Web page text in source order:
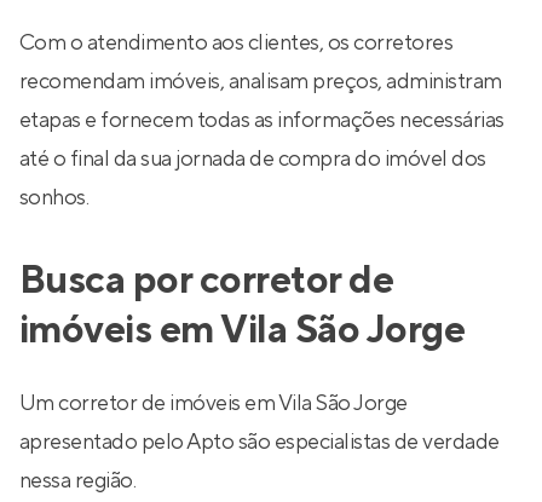
Com o atendimento aos clientes, os corretores
recomendam imóveis, analisam preços, administram
etapas e fornecem todas as informações necessárias
até o final da sua jornada de compra do imóvel dos
sonhos.
Busca por corretor de
imóveis em Vila São Jorge
Um corretor de imóveis em Vila São Jorge
apresentado pelo Apto são especialistas de verdade
nessa região.